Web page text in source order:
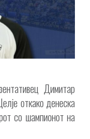
Димитар
откако денеска
со шампионот на